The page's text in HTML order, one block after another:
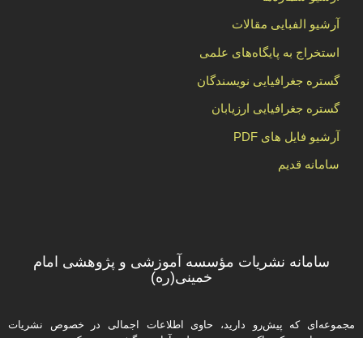
آرشیو الفبایی مقالات
استخراج به پایگاه‌های علمی
گستره جغرافیایی نویسندگان
گستره جغرافیایی ارزیابان
آرشیو فایل های PDF
سامانه قدیم
سامانه نشریات مؤسسه آموزشی و پژوهشی امام
خمینی(ره)
مجموعه‌ای که پیش‌رو دارید،‌ حاوی اطلاعات اجمالی در خصوص نشریات